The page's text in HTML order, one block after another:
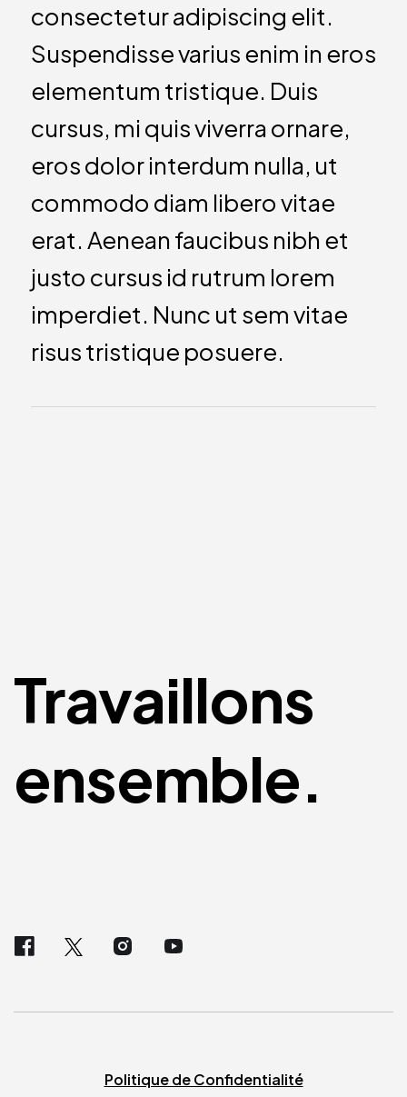
consectetur adipiscing elit.
Suspendisse varius enim in eros
elementum tristique. Duis
cursus, mi quis viverra ornare,
eros dolor interdum nulla, ut
commodo diam libero vitae
erat. Aenean faucibus nibh et
justo cursus id rutrum lorem
imperdiet. Nunc ut sem vitae
risus tristique posuere.
Travaillons
ensemble.
Politique de Confidentialité